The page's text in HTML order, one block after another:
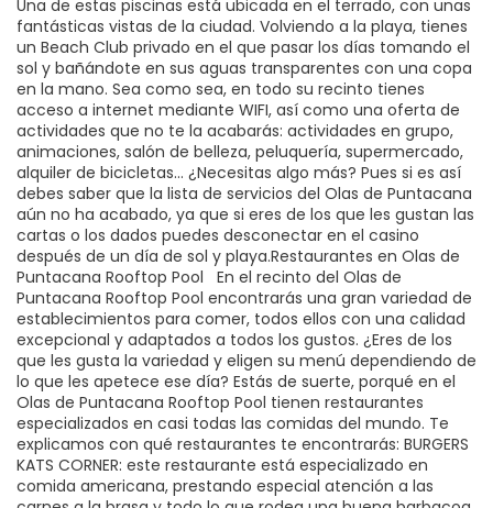
Una de estas piscinas está ubicada en el terrado, con unas
fantásticas vistas de la ciudad. Volviendo a la playa, tienes
un Beach Club privado en el que pasar los días tomando el
sol y bañándote en sus aguas transparentes con una copa
en la mano. Sea como sea, en todo su recinto tienes
acceso a internet mediante WIFI, así como una oferta de
actividades que no te la acabarás: actividades en grupo,
animaciones, salón de belleza, peluquería, supermercado,
alquiler de bicicletas… ¿Necesitas algo más? Pues si es así
debes saber que la lista de servicios del Olas de Puntacana
aún no ha acabado, ya que si eres de los que les gustan las
cartas o los dados puedes desconectar en el casino
después de un día de sol y playa.Restaurantes en Olas de
Puntacana Rooftop Pool En el recinto del Olas de
Puntacana Rooftop Pool encontrarás una gran variedad de
establecimientos para comer, todos ellos con una calidad
excepcional y adaptados a todos los gustos. ¿Eres de los
que les gusta la variedad y eligen su menú dependiendo de
lo que les apetece ese día? Estás de suerte, porqué en el
Olas de Puntacana Rooftop Pool tienen restaurantes
especializados en casi todas las comidas del mundo. Te
explicamos con qué restaurantes te encontrarás: BURGERS
KATS CORNER: este restaurante está especializado en
comida americana, prestando especial atención a las